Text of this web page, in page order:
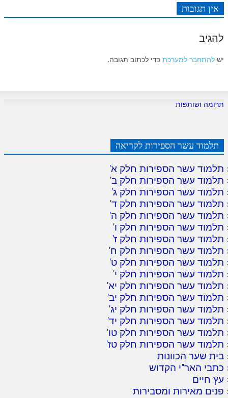
לאתר ספר הרב
אין תגובות
להגיב
יש להתחבר למערכת כדי לכתוב תגובה.
תרומה ושותפות
תלמוד עשר הספירות לקריאה
תלמוד עשר הספירות חלק א'
תלמוד עשר הספירות חלק ב'
תלמוד עשר הספירות חלק ג'
תלמוד עשר הספירות חלק ד'
תלמוד עשר הספירות חלק ה'
תלמוד עשר הספירות חלק ו'
תלמוד עשר הספירות חלק ז'
תלמוד עשר הספירות חלק ח'
תלמוד עשר הספירות חלק ט'
תלמוד עשר הספירות חלק י'
תלמוד עשר הספירות חלק יא'
תלמוד עשר הספירות חלק יב'
תלמוד עשר הספירות חלק יג'
תלמוד עשר הספירות חלק יד'
תלמוד עשר הספירות חלק טו'
תלמוד עשר הספירות חלק טז'
בית שער הכוונות
כתבי האר"י הקדוש
עץ חיים
פנים מאירות ומסבירות